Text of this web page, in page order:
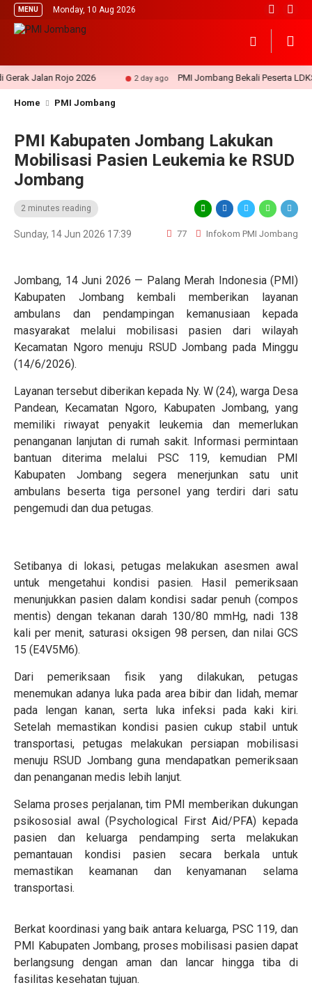
MENU Monday, 10 Aug 2026
Jalan Rojo 2026 2 day ago PMI Jombang Bekali Peserta LDKS
Home PMI Jombang
PMI Kabupaten Jombang Lakukan
Mobilisasi Pasien Leukemia ke RSUD
Jombang
2 minutes reading
Sunday, 14 Jun 2026 17:39 77 Infokom PMI Jombang
Jombang, 14 Juni 2026 — Palang Merah Indonesia (PMI)
Kabupaten Jombang kembali memberikan layanan
ambulans dan pendampingan kemanusiaan kepada
masyarakat melalui mobilisasi pasien dari wilayah
Kecamatan Ngoro menuju RSUD Jombang pada Minggu
(14/6/2026).
Layanan tersebut diberikan kepada Ny. W (24), warga Desa
Pandean, Kecamatan Ngoro, Kabupaten Jombang, yang
memiliki riwayat penyakit leukemia dan memerlukan
penanganan lanjutan di rumah sakit. Informasi permintaan
bantuan diterima melalui PSC 119, kemudian PMI
Kabupaten Jombang segera menerjunkan satu unit
ambulans beserta tiga personel yang terdiri dari satu
pengemudi dan dua petugas.
Setibanya di lokasi, petugas melakukan asesmen awal
untuk mengetahui kondisi pasien. Hasil pemeriksaan
menunjukkan pasien dalam kondisi sadar penuh (compos
mentis) dengan tekanan darah 130/80 mmHg, nadi 138
kali per menit, saturasi oksigen 98 persen, dan nilai GCS
15 (E4V5M6).
Dari pemeriksaan fisik yang dilakukan, petugas
menemukan adanya luka pada area bibir dan lidah, memar
pada lengan kanan, serta luka infeksi pada kaki kiri.
Setelah memastikan kondisi pasien cukup stabil untuk
transportasi, petugas melakukan persiapan mobilisasi
menuju RSUD Jombang guna mendapatkan pemeriksaan
dan penanganan medis lebih lanjut.
Selama proses perjalanan, tim PMI memberikan dukungan
psikososial awal (Psychological First Aid/PFA) kepada
pasien dan keluarga pendamping serta melakukan
pemantauan kondisi pasien secara berkala untuk
memastikan keamanan dan kenyamanan selama
transportasi.
Berkat koordinasi yang baik antara keluarga, PSC 119, dan
PMI Kabupaten Jombang, proses mobilisasi pasien dapat
berlangsung dengan aman dan lancar hingga tiba di
fasilitas kesehatan tujuan.